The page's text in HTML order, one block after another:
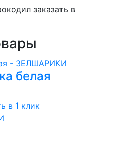
заказать в
белая
в 1 клик